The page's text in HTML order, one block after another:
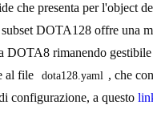
che presenta per l'object
DOTA128 offre una
DOTA8 rimanendo
al file
dota128.yaml , che
configurazione, a questo